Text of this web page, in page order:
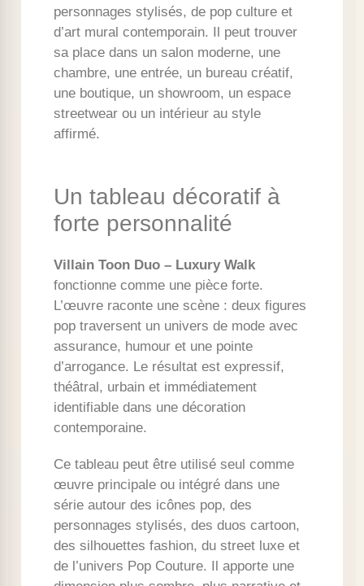
personnages stylisés, de pop culture et
d’art mural contemporain. Il peut trouver
sa place dans un salon moderne, une
chambre, une entrée, un bureau créatif,
une boutique, un showroom, un espace
streetwear ou un intérieur au style
affirmé.
Un tableau décoratif à
forte personnalité
Villain Toon Duo – Luxury Walk
fonctionne comme une pièce forte.
L’œuvre raconte une scène : deux figures
pop traversent un univers de mode avec
assurance, humour et une pointe
d’arrogance. Le résultat est expressif,
théâtral, urbain et immédiatement
identifiable dans une décoration
contemporaine.
Ce tableau peut être utilisé seul comme
œuvre principale ou intégré dans une
série autour des icônes pop, des
personnages stylisés, des duos cartoon,
des silhouettes fashion, du street luxe et
de l’univers Pop Couture. Il apporte une